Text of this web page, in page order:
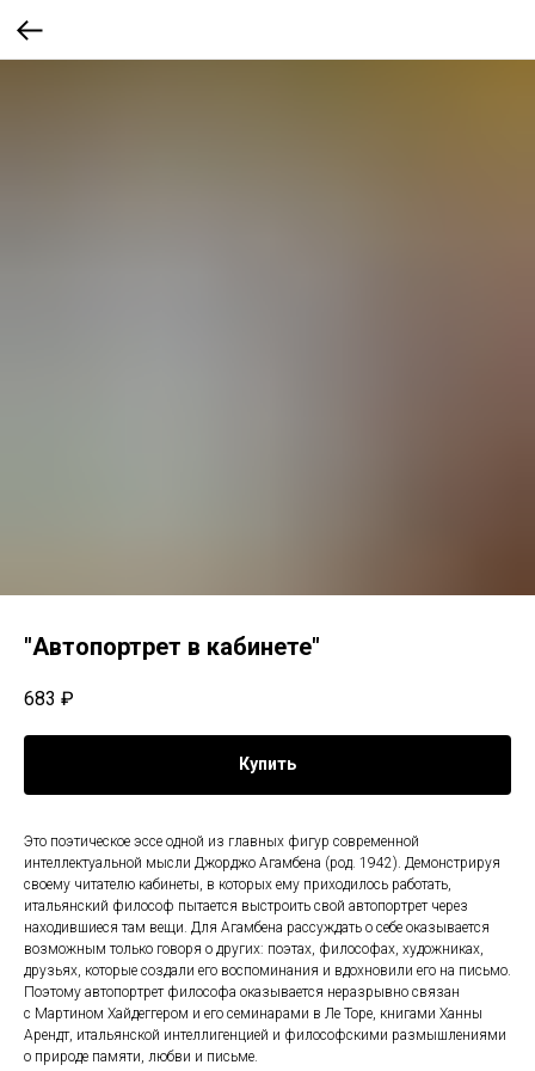
"Автопортрет в кабинете"
683 ₽
Купить
Это поэтическое эссе одной из главных фигур современной
интеллектуальной мысли Джорджо Агамбена (род. 1942). Демонстрируя
своему читателю кабинеты, в которых ему приходилось работать,
итальянский философ пытается выстроить свой автопортрет через
находившиеся там вещи. Для Агамбена рассуждать о себе оказывается
возможным только говоря о других: поэтах, философах, художниках,
друзьях, которые создали его воспоминания и вдохновили его на письмо.
Поэтому автопортрет философа оказывается неразрывно связан
с Мартином Хайдеггером и его семинарами в Ле Торе, книгами Ханны
Арендт, итальянской интеллигенцией и философскими размышлениями
о природе памяти, любви и письме.